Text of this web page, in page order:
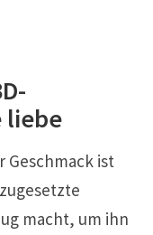
liebe
Geschmack ist
macht, um ihn